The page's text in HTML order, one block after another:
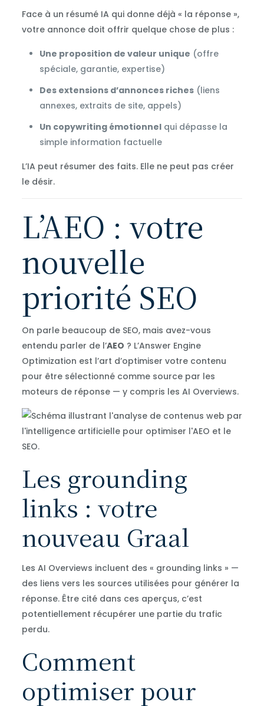
Face à un résumé IA qui donne déjà « la réponse »,
votre annonce doit offrir quelque chose de plus :
Une proposition de valeur unique (offre
spéciale, garantie, expertise)
Des extensions d’annonces riches(liens
annexes, extraits de site, appels)
Un copywriting émotionnelqui dépasse la
simple information factuelle
L’IA peut résumer des faits. Elle ne peut pas créer
le désir.
L’AEO : votre
nouvelle
priorité SEO
On parle beaucoup de SEO, mais avez-vous
entendu parler de l’AEO ? L’Answer Engine
Optimization est l’art d’optimiser votre contenu
pour être sélectionné comme source par les
moteurs de réponse — y compris les AI Overviews.
Les grounding
links : votre
nouveau Graal
Les AI Overviews incluent des « grounding links » —
des liens vers les sources utilisées pour générer la
réponse. Être cité dans ces aperçus, c’est
potentiellement récupérer une partie du trafic
perdu.
Comment
optimiser pour